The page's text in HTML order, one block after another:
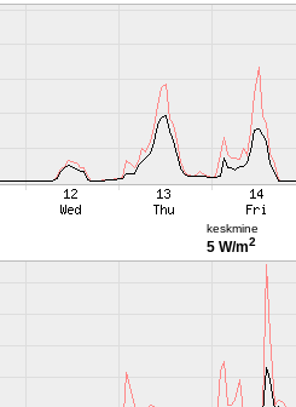
keskmine
5 W/m2